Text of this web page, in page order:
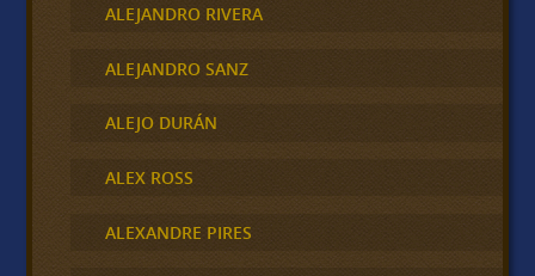
ALEJANDRO RIVERA
ALEJANDRO SANZ
ALEJO DURÁN
ALEX ROSS
ALEXANDRE PIRES